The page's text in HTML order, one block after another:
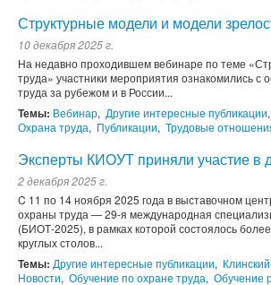
Структурные модели и модели
10 декабря 2025 г.
На недавно проходившем вебинаре по теме
труда» участники мероприятия ознакомились с
труда за рубежом и в России...
Темы: Вебинар, Другие интересные публикации,
Охрана труда, Публикации, Трудовые
Эксперты КИОУТ приняли участие
2 декабря 2025 г.
C 11 по 14 ноября 2025 года в выставочном
охраны труда — 29-я международная
(БИОТ-2025), в рамках которой состоялось
круглых столов...
Темы: Другие интересные публикации,
Новости, Обучение по охране труда, Обучение